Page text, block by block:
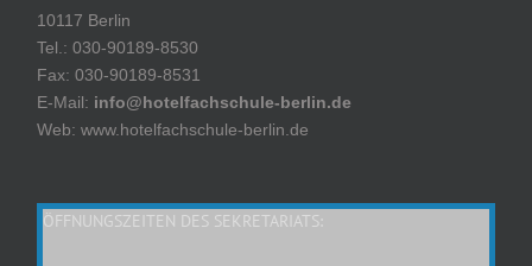
10117 Berlin
Tel.: 030-90189-8530
Fax: 030-90189-8531
E-Mail: info@hotelfachschule-berlin.de
Web: www.hotelfachschule-berlin.de
ÖFFNUNGSZEITEN DES SEKRETARIATS: